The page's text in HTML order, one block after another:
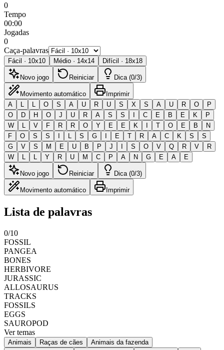
0
Tempo
00:00
Jogadas
0
Caça-palavras
Fácil · 10x10 Médio · 14x14 Difícil · 18x18
Novo jogo Reiniciar Dica (0/3)
Movimento automático
Imprimir
A
L L O S A U R U S X S A U R O
P
O
D H O J U R A S S I C E B E K
P
W
L V F R R O Y E E K I T O E B
N
F
O S S I L S G I E T R A C K S
S
G
V S M E U B P J I S O V Q R V
R
W
L L Y R U M C P A N G E A E
Novo jogo Reiniciar Dica (0/3)
Movimento automático Imprimir
Lista de palavras
0/10
FOSSIL
PANGEA
BONES
HERBIVORE
JURASSIC
ALLOSAURUS
TRACKS
FOSSILS
EGGS
SAUROPOD
Ver temas
Animais Raças de cães
Animais da fazenda